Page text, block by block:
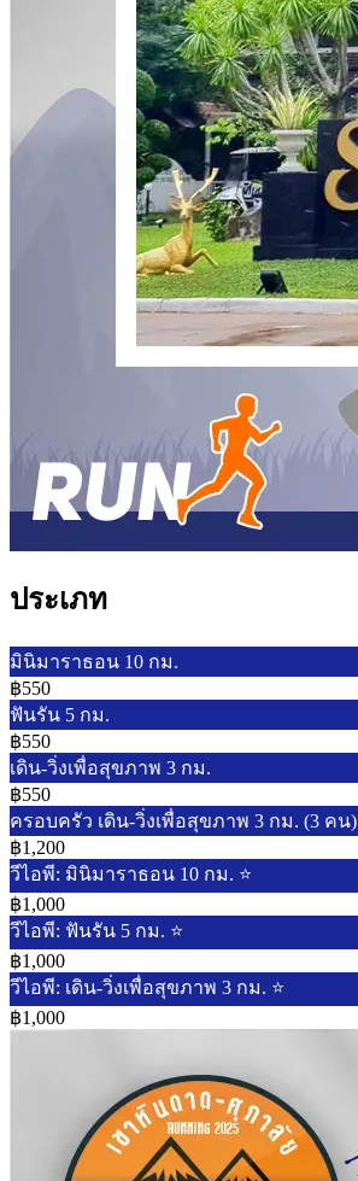
ประเภท
มินิมาราธอน 10 กม.
฿550
ฟันรัน 5 กม.
฿550
เดิน-วิ่งเพื่อสุขภาพ 3 กม.
฿550
ครอบครัว เดิน-วิ่งเพื่อสุขภาพ 3 กม. (3 คน)
฿1,200
วีไอพี: มินิมาราธอน 10 กม. ⭐
฿1,000
วีไอพี: ฟันรัน 5 กม. ⭐
฿1,000
วีไอพี: เดิน-วิ่งเพื่อสุขภาพ 3 กม. ⭐
฿1,000